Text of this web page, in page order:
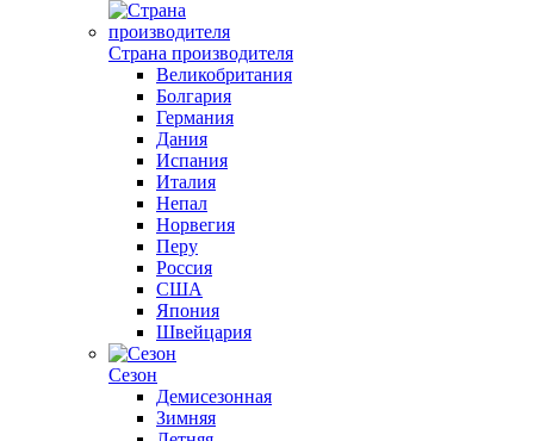
Страна производителя
Великобритания
Болгария
Германия
Дания
Испания
Италия
Непал
Норвегия
Перу
Россия
США
Япония
Швейцария
Сезон
Демисезонная
Зимняя